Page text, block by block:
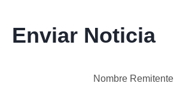
Enviar Noticia
Nombre Remitente